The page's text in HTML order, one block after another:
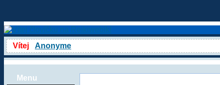
Vítej Anonyme
Menu